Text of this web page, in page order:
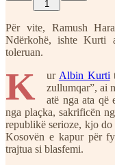
1
Për vite, Ramush
Ndërkohë, ishte Kurti
toleruan.
K ur Albin Kurti
zullumqar”, ai
atë nga ata që
nga plaçka, sakrificën
republikë serioze, kjo
Kosovën e kapur për
trajtua si blasfemi.